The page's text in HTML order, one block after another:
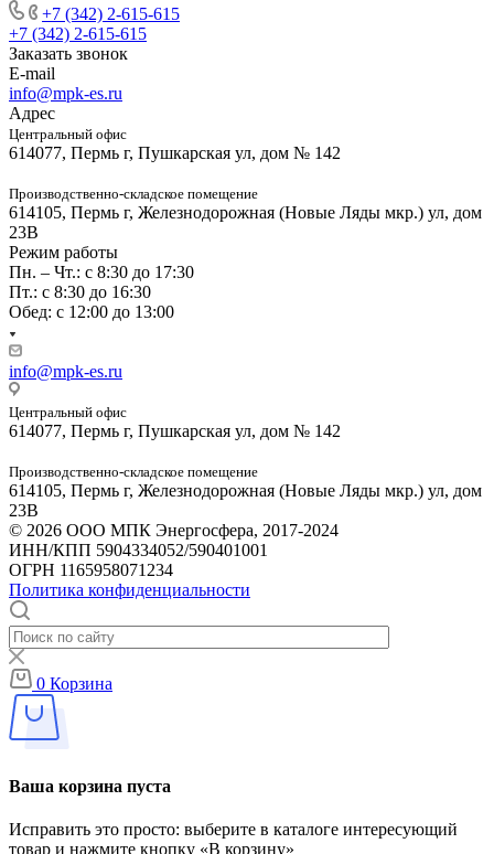
+7 (342) 2-615-615
+7 (342) 2-615-615
Заказать звонок
E-mail
info@mpk-es.ru
Адрес
Центральный офис
614077, Пермь г, Пушкарская ул, дом № 142
Производственно-складское помещение
614105, Пермь г, Железнодорожная (Новые Ляды мкр.) ул, дом
23В
Режим работы
Пн. – Чт.: с 8:30 до 17:30
Пт.: с 8:30 до 16:30
Обед: с 12:00 до 13:00
info@mpk-es.ru
Центральный офис
614077, Пермь г, Пушкарская ул, дом № 142
Производственно-складское помещение
614105, Пермь г, Железнодорожная (Новые Ляды мкр.) ул, дом
23В
© 2026 ООО МПК Энергосфера, 2017-2024
ИНН/КПП 5904334052/590401001
ОГРН 1165958071234
Политика конфиденциальности
0 Корзина
Ваша корзина пуста
Исправить это просто: выберите в каталоге интересующий
товар и нажмите кнопку «В корзину»